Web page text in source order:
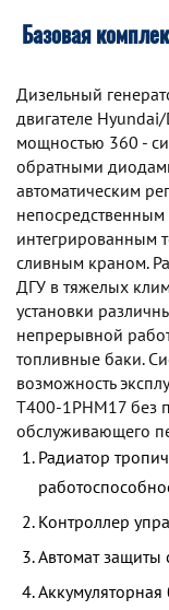
Базовая
Дизельный
двигателе
мощностью 360 -
обратными
автоматическим
интегрированным
сливным краном.
ДГУ в тяжелых
установки
непрерывной
топливные баки.
возможность
Т400-1РНМ17 без
обслуживающего
Радиатор
Контроллер
Автомат защиты
Аккумуляторная